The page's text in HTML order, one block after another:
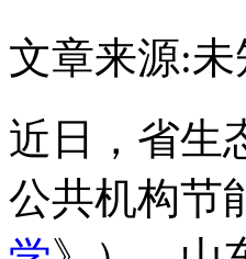
文章来源:未
近日，省生
公共机构节